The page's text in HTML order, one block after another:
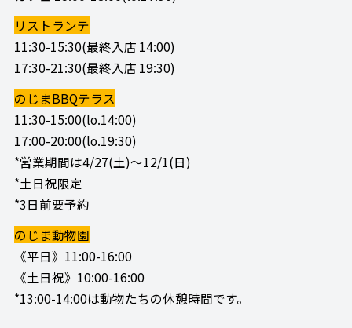
リストランテ
11:30-15:30(最終入店 14:00)
17:30-21:30(最終入店 19:30)
のじまBBQテラス
11:30-15:00(lo.14:00)
17:00-20:00(lo.19:30)
*営業期間は4/27(土)～12/1(日)
*土日祝限定
*3日前要予約
のじま動物園
《平日》11:00-16:00
《土日祝》10:00-16:00
*13:00-14:00は動物たちの休憩時間です。